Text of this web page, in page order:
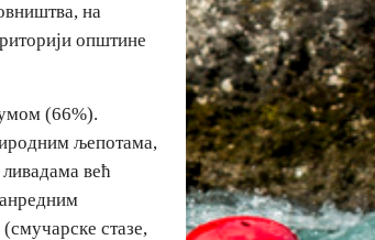
на
општине
(66%).
љепотама,
већ
стазе,